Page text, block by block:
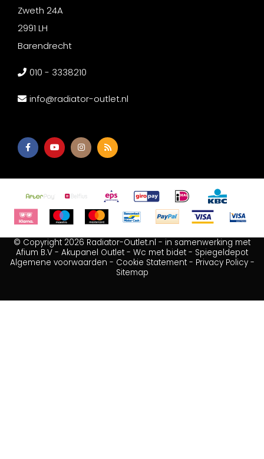
Zweth 24A
2991 LH
Barendrecht
010 - 3338210
info@radiator-outlet.nl
© Copyright 2026 Radiator-Outlet.nl - in samenwerking met
Afium B.V - Akupanel Outlet - Wc met bidet - Spiegeldepot
Algemene voorwaarden - Cookie Statement- Privacy Policy-
Sitemap